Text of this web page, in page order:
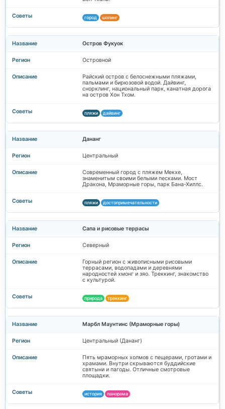
город шопинг
Остров Фукуок
Островной
Райский остров с белоснежными пляжами,
пальмами и бирюзовой водой. Дайвинг,
снорклинг, национальный парк, канатная дорога
на остров Хон Тхом.
пляжи дайвинг
Дананг
Центральный
Современный город с пляжем Мекхе,
знаменитым своими белыми песками. Мост
Дракона, Мраморные горы, парк Бана-Хиллс.
пляжи достопримечательности
Сапа и рисовые террасы
Северный
Горный регион с живописными рисовыми
террасами, водопадами и деревнями
народностей хмонг и зяо. Треккинг, знакомство
с культурой.
природа треккинг
Марбл Маунтинс (Мраморные горы)
Центральный (Дананг)
Пять мраморных холмов с пещерами, гротами и
храмами. Внутри скрываются буддийские
святыни и пагоды. Отличные смотровые
площадки.
история панорама